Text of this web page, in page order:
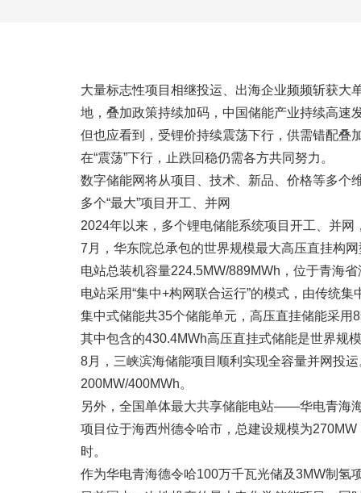
大量标志性项目相继投运、出海企业频频斩获
地，叠加政策持续加码，中国储能产业持续高速
但也应看到，受锂价持续震荡下行，供需错配叠
在“震荡”下行，止跌回稳仍需各方共同努力。
数字储能网将从项目、技术、新品、价格等多个
多个“最大”项目开工、并网
2024年以来，多个锂电储能系统项目开工、并
7月，华东院总承包的世界规模最大高压直挂构
电站总装机容量224.5MW/889MWh，位于青海
电站采用“集中+构网联合运行”的模式，由传统
集中式储能共35个储能单元，高压直挂储能采用
其中包含的430.4MWh高压直挂式储能是世界规
8月，三峡滨海储能项目顺利实现全容量并网投
200MW/400MWh。
另外，全国单体最大共享储能电站——华电青海
项目位于海西州德令哈市，总建设规模为
时。
作为华电青海德令哈100万千瓦光储及3MW制氢